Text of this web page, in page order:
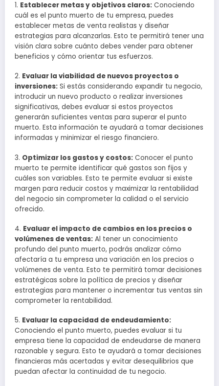
1. Establecer metas y objetivos claros: Conociendo
cuál es el punto muerto de tu empresa, puedes
establecer metas de venta realistas y diseñar
estrategias para alcanzarlas. Esto te permitirá tener una
visión clara sobre cuánto debes vender para obtener
beneficios y cómo orientar tus esfuerzos.
2. Evaluar la viabilidad de nuevos proyectos o
inversiones: Si estás considerando expandir tu negocio,
introducir un nuevo producto o realizar inversiones
significativas, debes evaluar si estos proyectos
generarán suficientes ventas para superar el punto
muerto. Esta información te ayudará a tomar decisiones
informadas y minimizar el riesgo financiero.
3. Optimizar los gastos y costos: Conocer el punto
muerto te permite identificar qué gastos son fijos y
cuáles son variables. Esto te permite evaluar si existe
margen para reducir costos y maximizar la rentabilidad
del negocio sin comprometer la calidad o el servicio
ofrecido.
4. Evaluar el impacto de cambios en los precios o
volúmenes de ventas: Al tener un conocimiento
profundo del punto muerto, podrás analizar cómo
afectaría a tu empresa una variación en los precios o
volúmenes de venta. Esto te permitirá tomar decisiones
estratégicas sobre la política de precios y diseñar
estrategias para mantener o incrementar tus ventas sin
comprometer la rentabilidad.
5. Evaluar la capacidad de endeudamiento:
Conociendo el punto muerto, puedes evaluar si tu
empresa tiene la capacidad de endeudarse de manera
razonable y segura. Esto te ayudará a tomar decisiones
financieras más acertadas y evitar desequilibrios que
puedan afectar la continuidad de tu negocio.